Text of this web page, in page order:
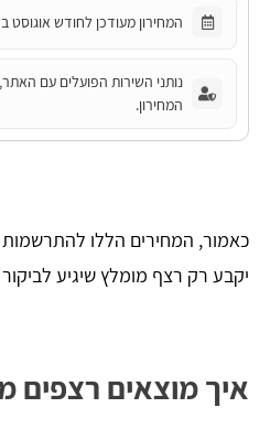
המחירון מעודכן לחודש אוגוסט בשנת
נותני השירות הפועלים עם
המחירון.
כאמור, המחירים הללו
יקבע רק רצף מומלץ שיגיע
איך מוצאים רצפים